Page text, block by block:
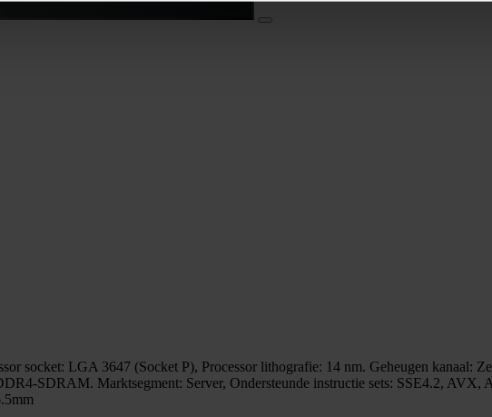
socket: LGA 3647 (Socket P), Processor lithografie: 14 nm. Geheugen kanaal:
SDRAM. Marktsegment: Server, Ondersteunde instructie sets: SSE4.2,